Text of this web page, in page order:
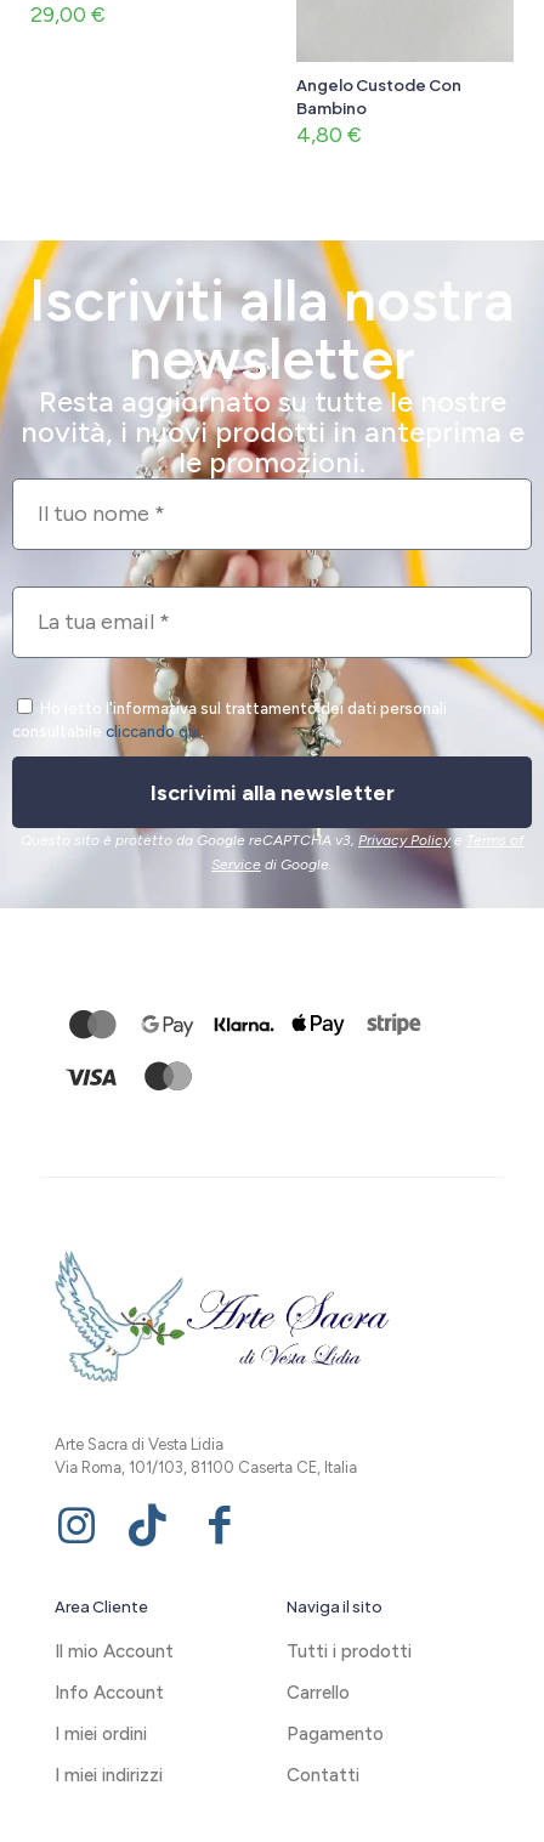
29,00 €
Angelo Custode Con
Bambino
4,80 €
Iscriviti alla nostra
newsletter
Resta aggiornato su tutte le nostre
novità, i nuovi prodotti in anteprima e
le promozioni.
Ho letto l'informativa sul trattamento dei dati personali
consultabile cliccando qui.
Iscrivimi alla newsletter
Questo sito è protetto da Google reCAPTCHA v3, Privacy Policye Terms of
Service di Google.
Arte Sacra di Vesta Lidia
Via Roma, 101/103, 81100 Caserta CE, Italia
Area Cliente
Il mio Account
Info Account
I miei ordini
I miei indirizzi
Naviga il sito
Tutti i prodotti
Carrello
Pagamento
Contatti